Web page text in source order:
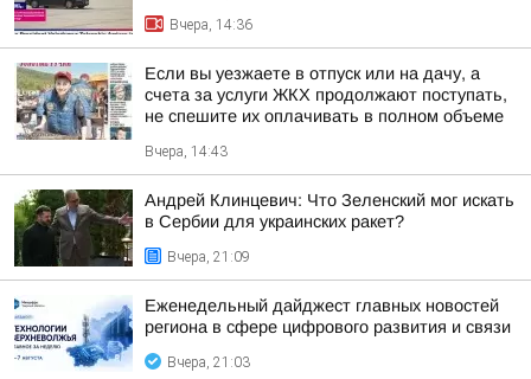
Вчера, 14:36
Если вы уезжаете в отпуск или на дачу, а
счета за услуги ЖКХ продолжают поступать,
не спешите их оплачивать в полном объеме
Вчера, 14:43
Андрей Клинцевич: Что Зеленский мог искать
в Сербии для украинских ракет?
Вчера, 21:09
Еженедельный дайджест главных новостей
региона в сфере цифрового развития и связи
Вчера, 21:03